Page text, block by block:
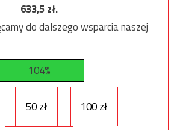
633,5zł.
do dalszego wsparcia naszej
104%
50 zł 100 zł